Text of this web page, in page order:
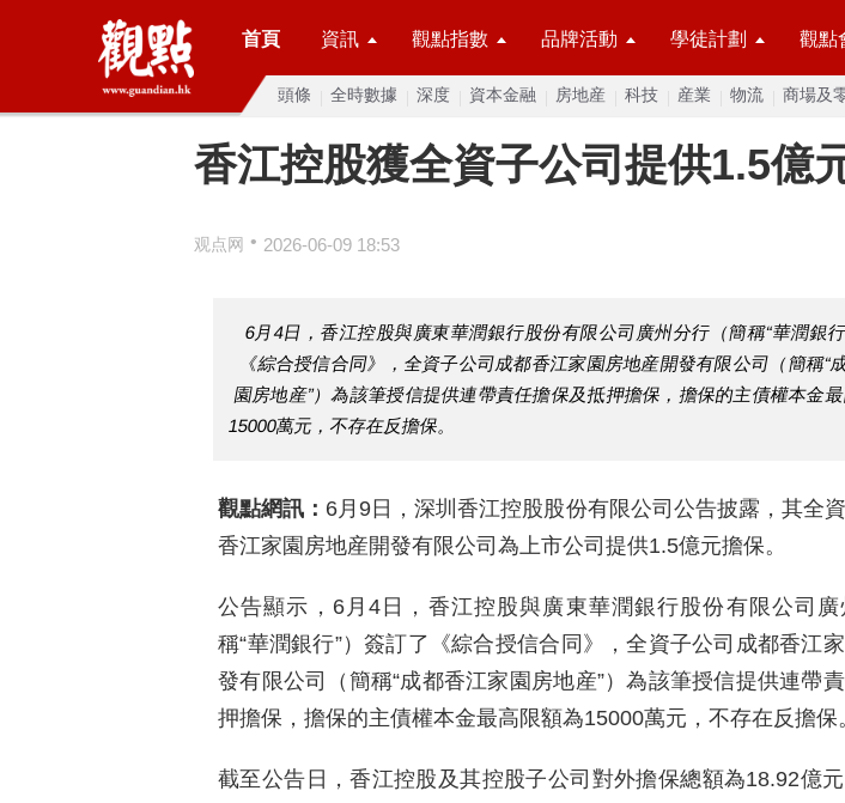
首頁 資訊 觀點指數 品牌活動 學徒計劃 觀點
頭條 全時數據 深度 資本金融 房地産 科技 産業 物流 商場及
香江控股獲全資子公司提供1.5億
观点网 • 2026-06-09 18:53
6月4日，香江控股與廣東華潤銀行股份有限公司廣州分行（簡稱“華潤銀
《綜合授信合同》，全資子公司成都香江家園房地産開發有限公司（簡稱“
園房地産”）為該筆授信提供連帶責任擔保及抵押擔保，擔保的主債權本金
15000萬元，不存在反擔保。
觀點網訊： 6月9日，深圳香江控股股份有限公司公告披露，其全
香江家園房地産開發有限公司為上市公司提供1.5億元擔保。
公告顯示，6月4日，香江控股與廣東華潤銀行股份有限公司廣
稱“華潤銀行”）簽訂了《綜合授信合同》，全資子公司成都香江
發有限公司（簡稱“成都香江家園房地産”）為該筆授信提供連帶
押擔保，擔保的主債權本金最高限額為15000萬元，不存在反擔保
截至公告日，香江控股及其控股子公司對外擔保總額為18.92億